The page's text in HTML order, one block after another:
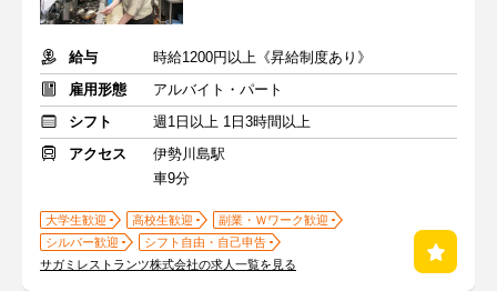
給与
時給1200円以上《昇給制度あり》
雇用形態
アルバイト・パート
シフト
週1日以上 1日3時間以上
アクセス
伊勢川島駅
車9分
大学生歓迎 高校生歓迎
副業・Ｗワーク歓迎
シルバー歓迎
シフト自由・自己申告
サガミレストランツ株式会社の求人一覧を見る